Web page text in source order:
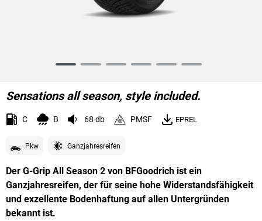
6
Sensations all season, style included.
C B 68 db PMSF EPREL
Pkw Ganzjahresreifen
Der G-Grip All Season 2 von BFGoodrich ist ein
Ganzjahresreifen, der für seine hohe Widerstandsfähigkeit
und exzellente Bodenhaftung auf allen Untergründen
bekannt ist.